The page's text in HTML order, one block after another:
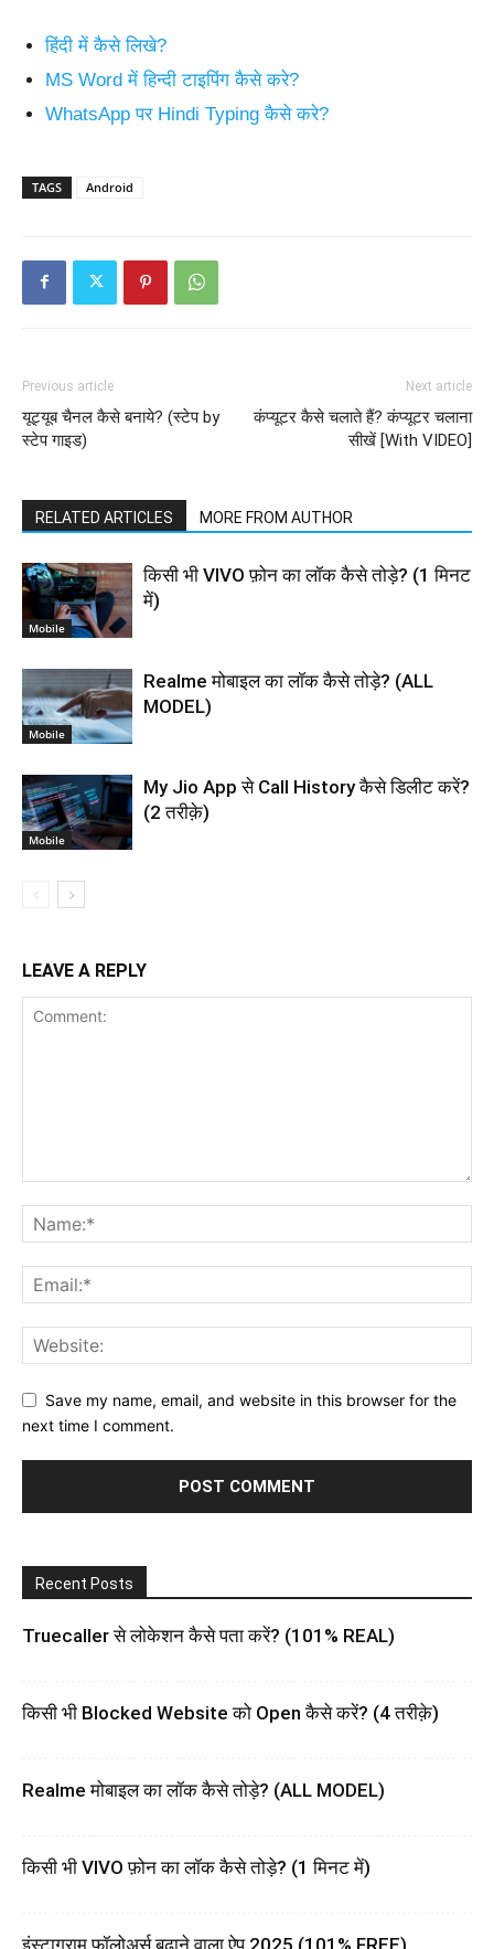
हिंदी में कैसे लिखे?
MS Word में हिन्दी टाइपिंग कैसे करे?
WhatsApp पर Hindi Typing कैसे करे?
TAGS Android
Previous article
यूट्यूब चैनल कैसे बनाये? (स्टेप by
स्टेप गाइड)
Next article
कंप्यूटर कैसे चलाते हैं? कंप्यूटर चलाना
सीखें [With VIDEO]
RELATED ARTICLES MORE FROM AUTHOR
Mobile
किसी भी VIVO फ़ोन का लॉक कैसे तोड़े? (1 मिनट
में)
Mobile
Realme मोबाइल का लॉक कैसे तोड़े? (ALL
MODEL)
Mobile
My Jio App से Call History कैसे डिलीट करें?
(2 तरीक़े)
LEAVE A REPLY
Save my name, email, and website in this browser for the
next time I comment.
Recent Posts
Truecaller से लोकेशन कैसे पता करें? (101% REAL)
किसी भी Blocked Website को Open कैसे करें? (4 तरीक़े)
Realme मोबाइल का लॉक कैसे तोड़े? (ALL MODEL)
किसी भी VIVO फ़ोन का लॉक कैसे तोड़े? (1 मिनट में)
इंस्टाग्राम फॉलोअर्स बढ़ाने वाला ऐप 2025 (101% FREE)